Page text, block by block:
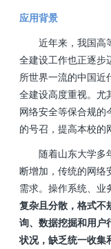
应用背景
近年来，我国高
全建设工作也正逐步
所世界一流的中国近
全建设高度重视。尤
网络安全等保合规的
的号召，提高本校的
随着山东大学多
断增加，传统的网络
需求。操作系统、业
复杂且分散，格式不
询、数据挖掘和用户
状况，缺乏统一收集